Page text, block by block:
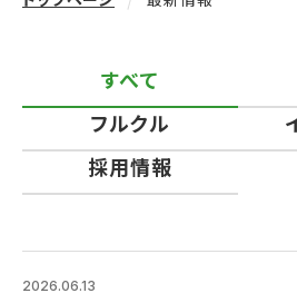
すべて
フルクル
採用情報
2026.06.13